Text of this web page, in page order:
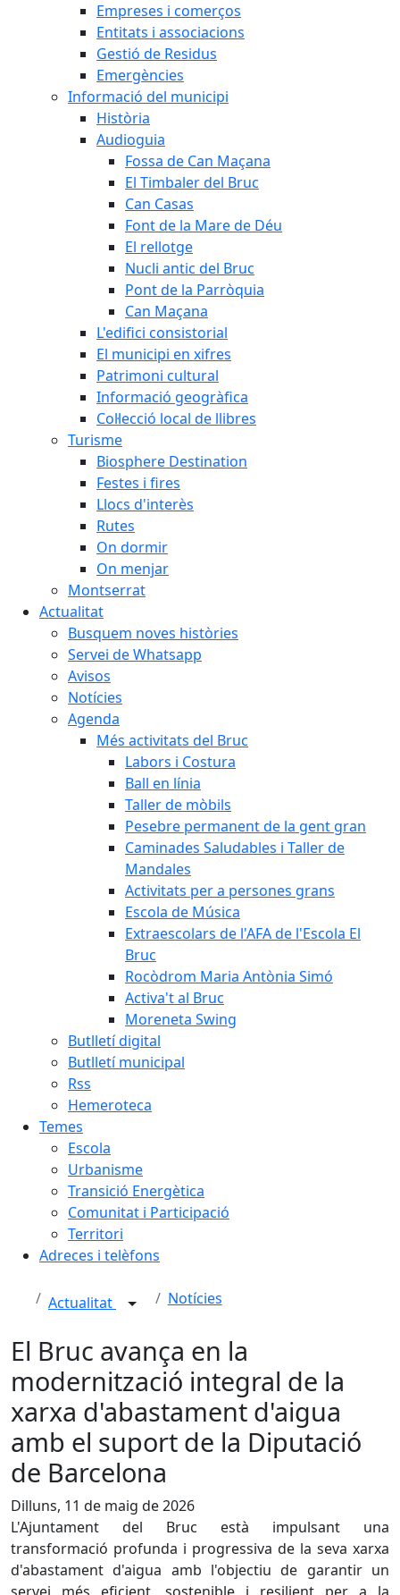
Empreses i comerços
Entitats i associacions
Gestió de Residus
Emergències
Informació del municipi
Història
Audioguia
Fossa de Can Maçana
El Timbaler del Bruc
Can Casas
Font de la Mare de Déu
El rellotge
Nucli antic del Bruc
Pont de la Parròquia
Can Maçana
L'edifici consistorial
El municipi en xifres
Patrimoni cultural
Informació geogràfica
Col·lecció local de llibres
Turisme
Biosphere Destination
Festes i fires
Llocs d'interès
Rutes
On dormir
On menjar
Montserrat
Actualitat
Busquem noves històries
Servei de Whatsapp
Avisos
Notícies
Agenda
Més activitats del Bruc
Labors i Costura
Ball en línia
Taller de mòbils
Pesebre permanent de la gent gran
Caminades Saludables i Taller de
Mandales
Activitats per a persones grans
Escola de Música
Extraescolars de l'AFA de l'Escola El
Bruc
Rocòdrom Maria Antònia Simó
Activa't al Bruc
Moreneta Swing
Butlletí digital
Butlletí municipal
Rss
Hemeroteca
Temes
Escola
Urbanisme
Transició Energètica
Comunitat i Participació
Territori
Adreces i telèfons
Actualitat Notícies
El Bruc avança en la
modernització integral de la
xarxa d'abastament d'aigua
amb el suport de la Diputació
de Barcelona
Dilluns, 11 de maig de 2026
L'Ajuntament del Bruc està impulsant una
transformació profunda i progressiva de la seva xarxa
d'abastament d'aigua amb l'objectiu de garantir un